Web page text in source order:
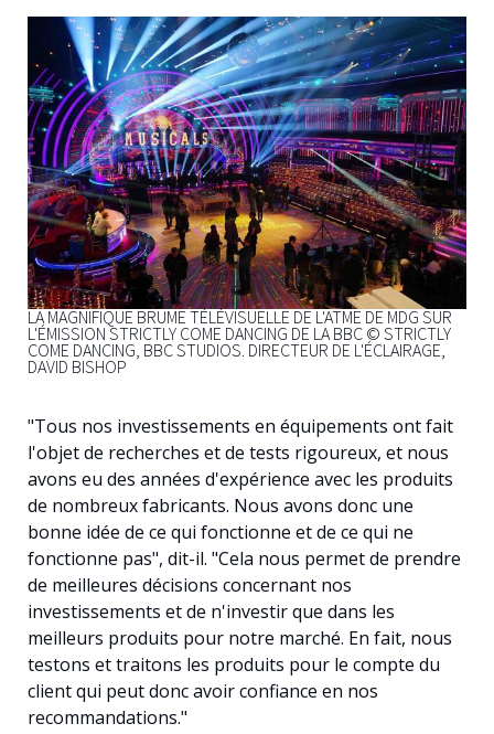
LA MAGNIFIQUE BRUME TÉLÉVISUELLE DE L'ATME DE MDG SUR
L'ÉMISSION STRICTLY COME DANCING DE LA BBC © STRICTLY
COME DANCING, BBC STUDIOS. DIRECTEUR DE L'ÉCLAIRAGE,
DAVID BISHOP
"Tous nos investissements en équipements ont fait
l'objet de recherches et de tests rigoureux, et nous
avons eu des années d'expérience avec les produits
de nombreux fabricants. Nous avons donc une
bonne idée de ce qui fonctionne et de ce qui ne
fonctionne pas", dit-il. "Cela nous permet de prendre
de meilleures décisions concernant nos
investissements et de n'investir que dans les
meilleurs produits pour notre marché. En fait, nous
testons et traitons les produits pour le compte du
client qui peut donc avoir confiance en nos
recommandations."